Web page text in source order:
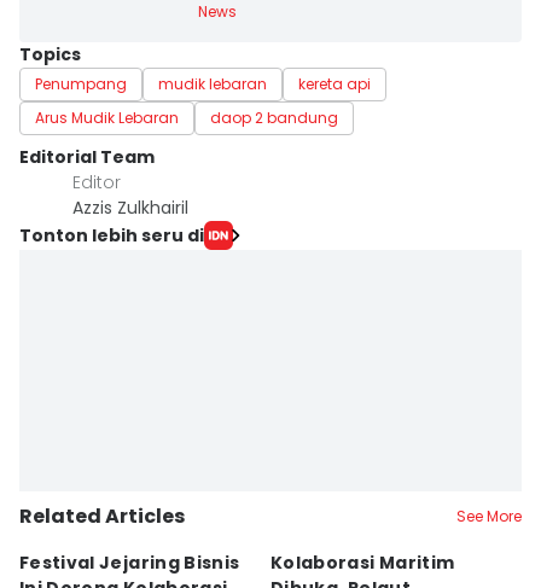
News
Topics
Penumpang mudik lebaran
kereta api
Arus Mudik Lebaran
daop 2 bandung
Editorial Team
Editor
Azzis Zulkhairil
Tonton lebih seru di
Related Articles See More
Festival Jejaring Bisnis
Kolaborasi Maritim